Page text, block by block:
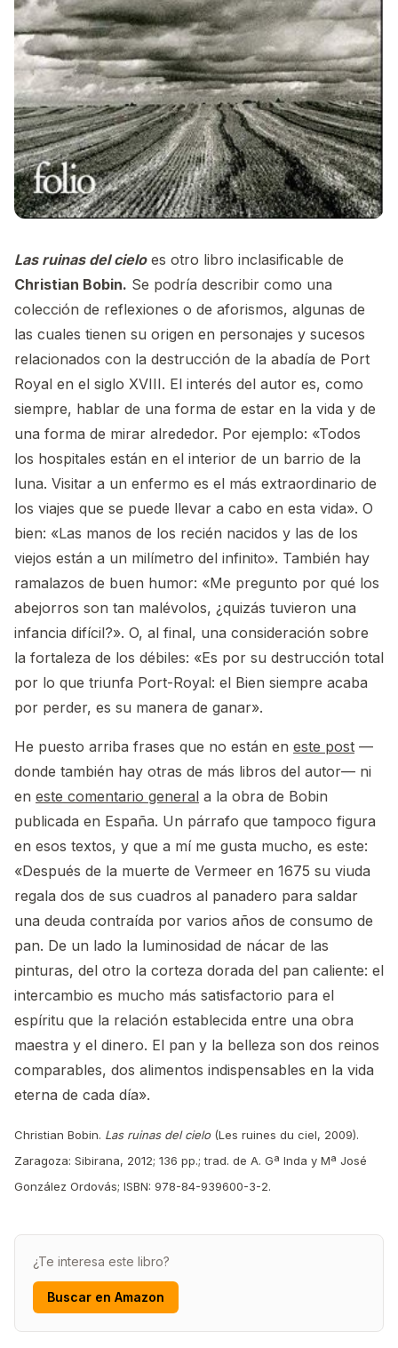
Las ruinas del cieloes otro libro inclasificable de
Christian Bobin. Se podría describir como una
colección de reflexiones o de aforismos, algunas de
las cuales tienen su origen en personajes y sucesos
relacionados con la destrucción de la abadía de Port
Royal en el siglo XVIII. El interés del autor es, como
siempre, hablar de una forma de estar en la vida y de
una forma de mirar alrededor. Por ejemplo: «Todos
los hospitales están en el interior de un barrio de la
luna. Visitar a un enfermo es el más extraordinario de
los viajes que se puede llevar a cabo en esta vida». O
bien: «Las manos de los recién nacidos y las de los
viejos están a un milímetro del infinito». También hay
ramalazos de buen humor: «Me pregunto por qué los
abejorros son tan malévolos, ¿quizás tuvieron una
infancia difícil?». O, al final, una consideración sobre
la fortaleza de los débiles: «Es por su destrucción total
por lo que triunfa Port-Royal: el Bien siempre acaba
por perder, es su manera de ganar».
He puesto arriba frases que no están en este post —
donde también hay otras de más libros del autor— ni
en este comentario general a la obra de Bobin
publicada en España. Un párrafo que tampoco figura
en esos textos, y que a mí me gusta mucho, es este:
«Después de la muerte de Vermeer en 1675 su viuda
regala dos de sus cuadros al panadero para saldar
una deuda contraída por varios años de consumo de
pan. De un lado la luminosidad de nácar de las
pinturas, del otro la corteza dorada del pan caliente: el
intercambio es mucho más satisfactorio para el
espíritu que la relación establecida entre una obra
maestra y el dinero. El pan y la belleza son dos reinos
comparables, dos alimentos indispensables en la vida
eterna de cada día».
Christian Bobin. Las ruinas del cielo(Les ruines du ciel, 2009).
Zaragoza: Sibirana, 2012; 136 pp.; trad. de A. Gª Inda y Mª José
González Ordovás; ISBN: 978-84-939600-3-2.
¿Te interesa este libro?
Buscar en Amazon